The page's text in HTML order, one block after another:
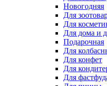
Новогодняя
Для
Для
Для дома и
Подарочная
Для
Для конфет
Для
Для